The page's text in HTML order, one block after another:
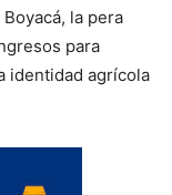
la pera
para
identidad agrícola